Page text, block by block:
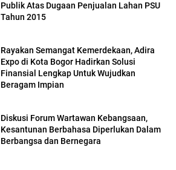
Publik Atas Dugaan Penjualan Lahan PSU
Tahun 2015
Rayakan Semangat Kemerdekaan, Adira
Expo di Kota Bogor Hadirkan Solusi
Finansial Lengkap Untuk Wujudkan
Beragam Impian
Diskusi Forum Wartawan Kebangsaan,
Kesantunan Berbahasa Diperlukan Dalam
Berbangsa dan Bernegara